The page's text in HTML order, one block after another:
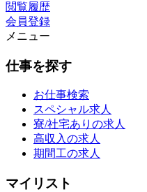
閲覧履歴
会員登録
メニュー
仕事を探す
お仕事検索
スペシャル求人
寮/社宅ありの求人
高収入の求人
期間工の求人
マイリスト